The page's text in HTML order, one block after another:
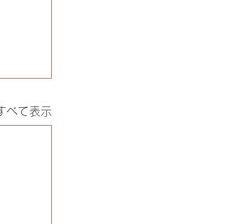
べて表示